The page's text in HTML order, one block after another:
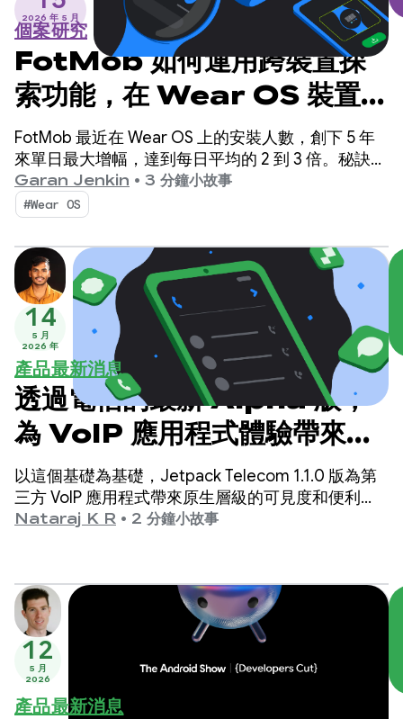
2026 年 5 月
個案研究
FotMob 如何運用跨裝置探
索功能，在 Wear OS 裝置上
創下採用率新高
FotMob 最近在 Wear OS 上的安裝人數，創下 5 年
來單日最大增幅，達到每日平均的 2 到 3 倍。秘訣是
什麼？簡單的跨裝置安裝流程，可協助使用者直接透
過手機探索 Wear OS 應用程式。
Garan Jenkin • 3 分鐘小故事
#Wear OS
14
5 月
2026 年
產品最新消息
透過電信的最新 Alpha 版，
為 VoIP 應用程式體驗帶來原
生可見度
以這個基礎為基礎，Jetpack Telecom 1.1.0 版為第
三方 VoIP 應用程式帶來原生層級的可見度和便利
性。
Nataraj K R • 2 分鐘小故事
12
5 月
2026
產品最新消息